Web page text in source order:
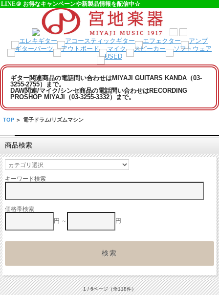
LINE＠ お得なキャンペーンや新製品情報を配信中☆
ギター関連商品の電話問い合わせはMIYAJI GUITARS KANDA（03-
3255-2755）まで。
DAW関連/マイク/シンセ商品の電話問い合わせはRECORDING
PROSHOP MIYAJI（03-3255-3332）まで。
TOP > 電子ドラム/リズムマシン
商品検索
キーワード検索
価格帯検索
円 ～
円
1 / 6ページ（全118件）